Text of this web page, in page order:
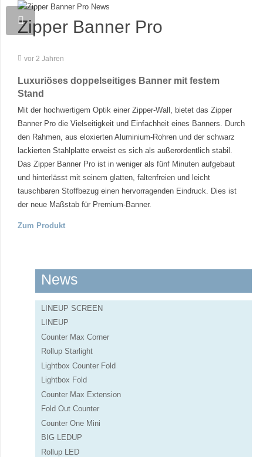
Zipper Banner Pro
vor 2 Jahren
Luxuriöses doppelseitiges Banner mit festem
Stand
Mit der hochwertigem Optik einer Zipper-Wall, bietet das Zipper
Banner Pro die Vielseitigkeit und Einfachheit eines Banners. Durch
den Rahmen, aus eloxierten Aluminium-Rohren und der schwarz
lackierten Stahlplatte erweist es sich als außerordentlich stabil.
Das Zipper Banner Pro ist in weniger als fünf Minuten aufgebaut
und hinterlässt mit seinem glatten, faltenfreien und leicht
tauschbaren Stoffbezug einen hervorragenden Eindruck. Dies ist
der neue Maßstab für Premium-Banner.
Zum Produkt
News
LINEUP SCREEN
LINEUP
Counter Max Corner
Rollup Starlight
Lightbox Counter Fold
Lightbox Fold
Counter Max Extension
Fold Out Counter
Counter One Mini
BIG LEDUP
Rollup LED